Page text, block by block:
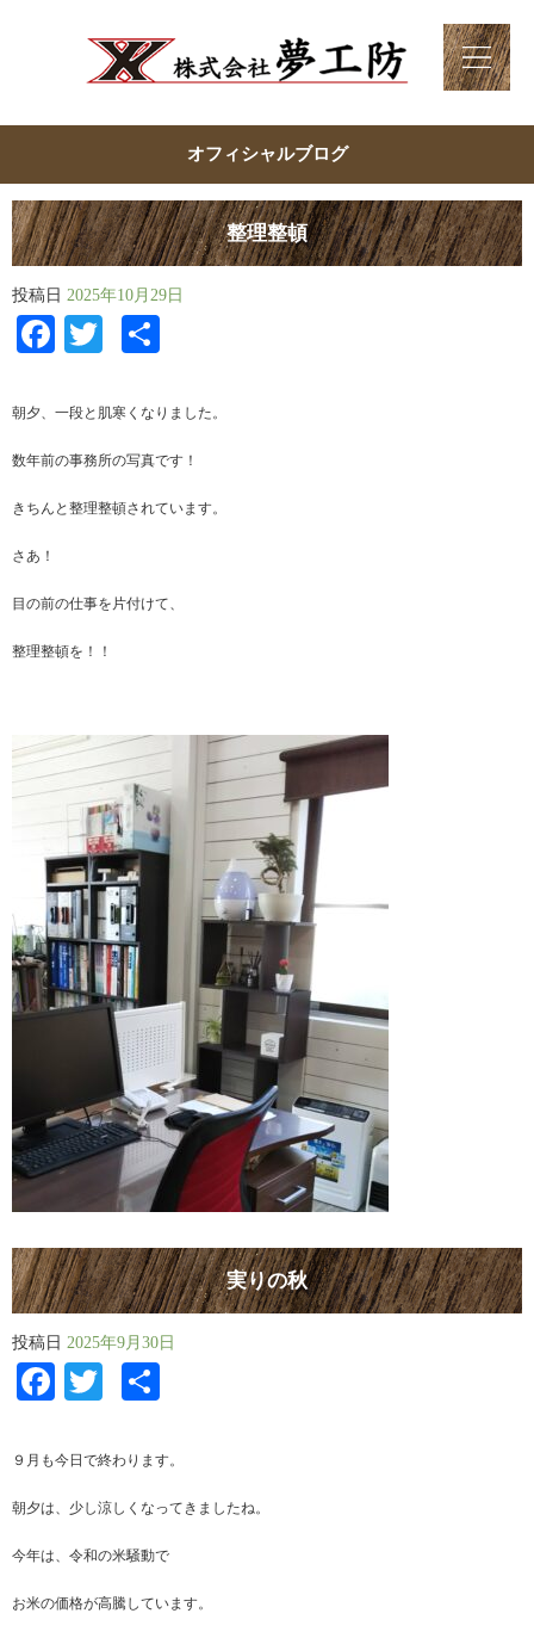
オフィシャルブログ
整理整頓
投稿日 2025年10月29日
Facebook
Twitter
朝夕、一段と肌寒くなりました。
数年前の事務所の写真です！
きちんと整理整頓されています。
さあ！
目の前の仕事を片付けて、
整理整頓を！！
実りの秋
投稿日 2025年9月30日
Facebook
Twitter
９月も今日で終わります。
朝夕は、少し涼しくなってきましたね。
今年は、令和の米騒動で
お米の価格が高騰しています。